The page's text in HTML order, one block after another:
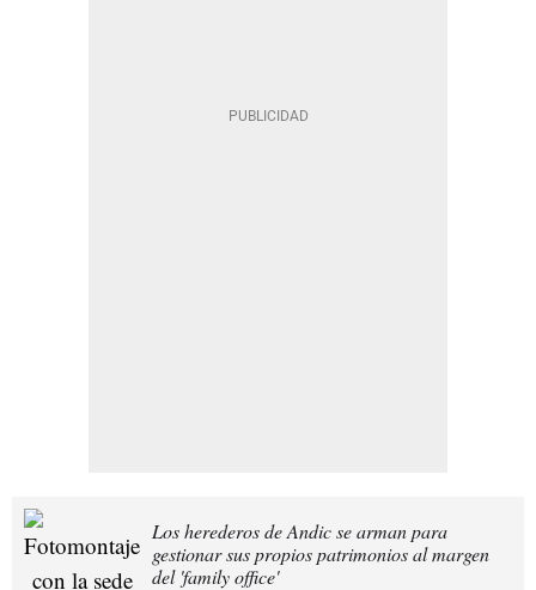
Los herederos de Andic se arman para
gestionar sus propios patrimonios al margen
del 'family office'